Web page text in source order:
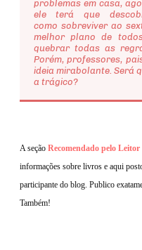
problemas em casa,
ele terá que
como sobreviver ao
melhor plano de
quebrar todas as
Porém, professores,
ideia mirabolante. Será
a trágico?
A seção Recomendado pelo Leitor
informações sobre livros e aqui
participante do blog. Publico
Também!